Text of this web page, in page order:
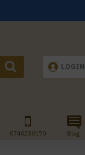
LOGIN
0740230170 Blog